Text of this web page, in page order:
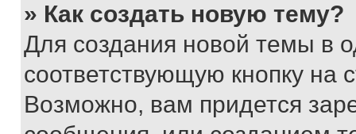
» Как создать новую тему?
Для создания новой темы в
соответствующую кнопку
Возможно, вам придется